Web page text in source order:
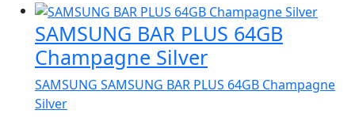
SAMSUNG BAR PLUS 64GB
Champagne Silver
SAMSUNG SAMSUNG BAR PLUS 64GB Champagne
Silver